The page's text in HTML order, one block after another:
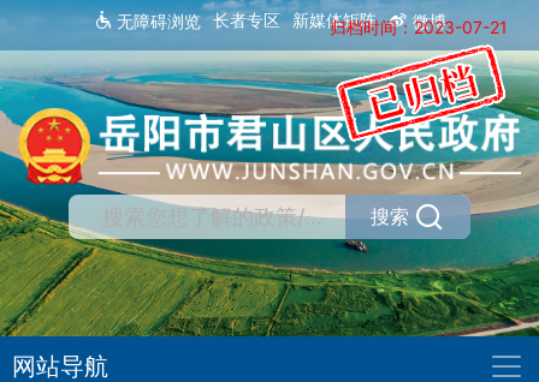
归档时间：2023-07-21
无障碍浏览 长者专区 新媒体矩阵 微博
搜索
网站导航